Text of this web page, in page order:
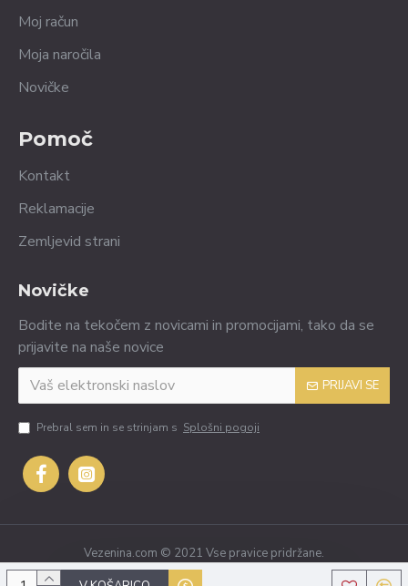
Moj račun
Moja naročila
Novičke
Pomoč
Kontakt
Reklamacije
Zemljevid strani
Novičke
Bodite na tekočem z novicami in promocijami, tako da se
prijavite na naše novice
PRIJAVI SE
Prebral sem in se strinjam s Splošni pogoji
Vezenina.com © 2021 Vse pravice pridržane.